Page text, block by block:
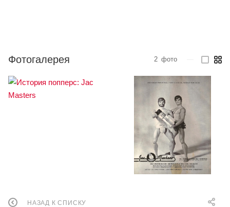
Фотогалерея 2 фото
НАЗАД К СПИСКУ